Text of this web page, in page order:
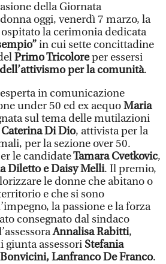
della Giornata
oggi, venerdì 7 marzo, la
la cerimonia dedicata
in cui sette concittadine
Primo Tricoloreper essersi
dell’attivismo per la comunità.
in comunicazione
under 50 ed ex aequoMaria
sul tema delle mutilazioni
Caterina Di Dio, attivista per la
per la sezione over 50.
le candidateTamara Cvetkovic,
Diletto e Daisy Melli. Il premio,
le donne che abitano o
e che si sono
la passione e la forza
consegnato dal sindaco
Annalisa Rabitti,
giunta assessori Stefania
Lanfranco De Franco.